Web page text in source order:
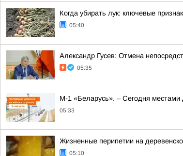
Когда убирать лук: ключевые
05:40
Александр Гусев: Отмена
05:35
М-1 «Беларусь». – Сегодня местами
05:33
Жизненные перипетии на
05:10